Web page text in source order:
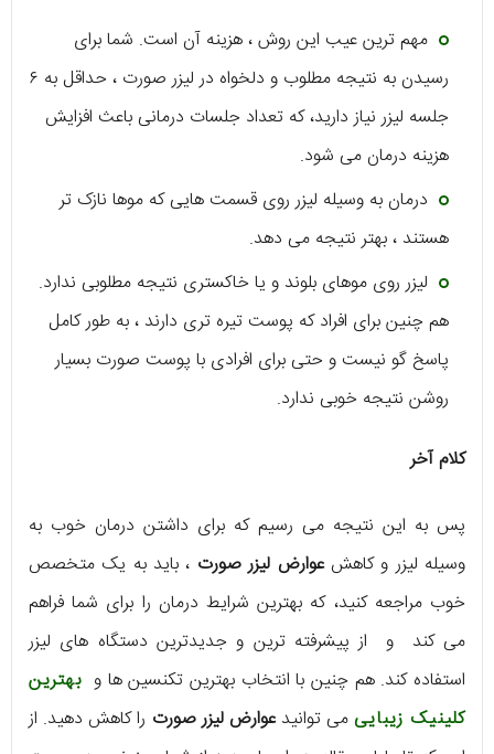
مهم ترین عیب این روش ، هزینه آن است. شما برای
رسیدن به نتیجه مطلوب و دلخواه در لیزر صورت ، حداقل به ۶
جلسه لیزر نیاز دارید، که تعداد جلسات درمانی باعث افزایش
هزینه درمان می شود.
درمان به وسیله لیزر روی قسمت هایی که موها نازک تر
هستند ، بهتر نتیجه می دهد.
لیزر روی موهای بلوند و یا خاکستری نتیجه مطلوبی ندارد.
هم چنین برای افراد که پوست تیره تری دارند ، به طور کامل
پاسخ گو نیست و حتی برای افرادی با پوست صورت بسیار
روشن نتیجه خوبی ندارد.
کلام آخر
پس به این نتیجه می رسیم که برای داشتن درمان خوب به
وسیله لیزر و کاهشعوارض لیزر صورت ، باید به یک متخصص
خوب مراجعه کنید، که بهترین شرایط درمان را برای شما فراهم
می کند و از پیشرفته ترین و جدیدترین دستگاه های لیزر
استفاده کند. هم چنین با انتخاب بهترین تکنسین ها وبهترین
کلینیک زیباییمی توانیدعوارض لیزر صورت را کاهش دهید. از